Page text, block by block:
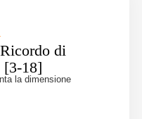
di
[3-18]
la dimensione